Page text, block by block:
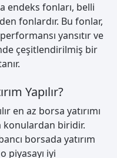
endeks fonları, belli
fonlardır. Bu fonlar,
yansıtır ve
çeşitlendirilmiş bir
Yapılır?
en az borsa yatırımı
konulardan biridir.
borsada yatırım
piyasayı iyi